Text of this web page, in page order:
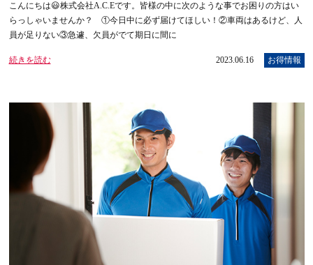
こんにちは😃株式会社A.C.Eです。皆様の中に次のような事でお困りの方はい
らっしゃいませんか？ ①今日中に必ず届けてほしい！②車両はあるけど、人
員が足りない③急遽、欠員がでて期日に間に
続きを読む 2023.06.16 お得情報